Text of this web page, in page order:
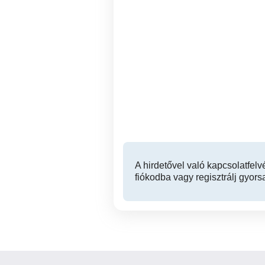
A hirdetővel való
fiókodba vagy regisztrálj